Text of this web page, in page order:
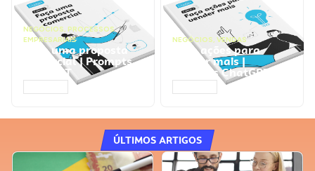
NEGÓCIOS, PROCESSOS
EMPRESARIAIS
Faça uma proposta
comercial | Prompts
ChatGPT
NEGÓCIOS, VENDAS
Faça ações para
vender mais |
Prompts ChatGPT
ÚLTIMOS ARTIGOS